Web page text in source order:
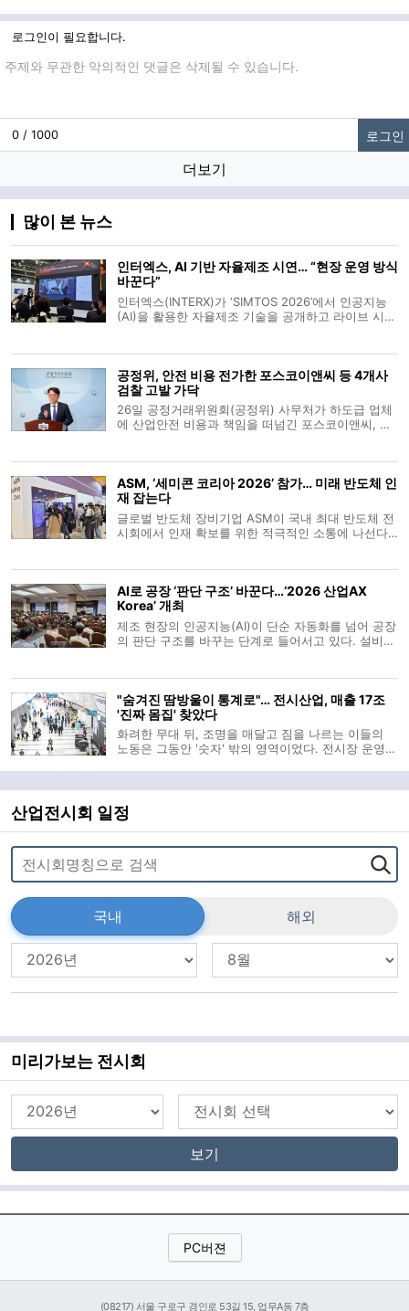
로그인이 필요합니다.
글입력
0 / 1000 로그인
더보기
많이 본 뉴스
인터엑스, AI 기반 자율제조 시연… “현장 운영 방식
바꾼다”
인터엑스(INTERX)가 ‘SIMTOS 2026’에서 인공지능
(AI)을 활용한 자율제조 기술을 공개하고 라이브 시연
Machine)’을 선보
공정위, 안전 비용 전가한 포스코이앤씨 등 4개사
검찰 고발 가닥
26일 공정거래위원회(공정위) 사무처가 하도급 업체
에 산업안전 비용과 책임을 떠넘긴 포스코이앤씨, 케
비용을 전가하는 행위는 하도급 업
ASM, ‘세미콘 코리아 2026’ 참가… 미래 반도체 인
재 잡는다
글로벌 반도체 장비기업 ASM이 국내 최대 반도체 전
시회에서 인재 확보를 위한 적극적인 소통에 나선다.
10일 밝혔다. 부스 2층 통
AI로 공장 ‘판단 구조’ 바꾼다…‘2026 산업AX
Korea’ 개최
제조 현장의 인공지능(AI)이 단순 자동화를 넘어 공장
의 판단 구조를 바꾸는 단계로 들어서고 있다. 설비가
이 같은 산업 현장의 변화를
"숨겨진 땀방울이 통계로"… 전시산업, 매출 17조
'진짜 몸집' 찾았다
화려한 무대 뒤, 조명을 매달고 짐을 나르는 이들의
노동은 그동안 '숫자' 밖의 영역이었다. 전시장 운영자
보이지 않던 가치를 공식 통계로 소환하며 전시산업
의 '진짜 몸집'을 드러냈
산업전시회 일정
국내 해외
미리가보는 전시회
보기
PC버젼
(08217) 서울 구로구 경인로 53길 15, 업무A동 7층